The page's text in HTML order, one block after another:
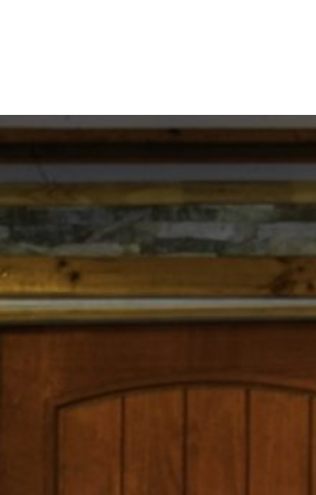
INICIO ATRACTIVOS TURÍSTICOS